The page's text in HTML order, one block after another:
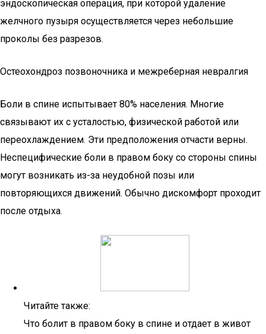
эндоскопическая операция, при которой удаление
желчного пузыря осуществляется через небольшие
проколы без разрезов.
Остеохондроз позвоночника и межреберная невралгия
Боли в спине испытывает 80% населения. Многие
связывают их с усталостью, физической работой или
переохлаждением. Эти предположения отчасти верны.
Неспецифические боли в правом боку со стороны спины
могут возникать из-за неудобной позы или
повторяющихся движений. Обычно дискомфорт проходит
после отдыха.
Читайте также:
Что болит в правом боку в спине и отдает в живот